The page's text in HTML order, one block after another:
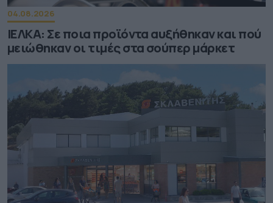
04.08.2026
ΙΕΛΚΑ: Σε ποια προϊόντα αυξήθηκαν και πού
μειώθηκαν οι τιμές στα σούπερ μάρκετ